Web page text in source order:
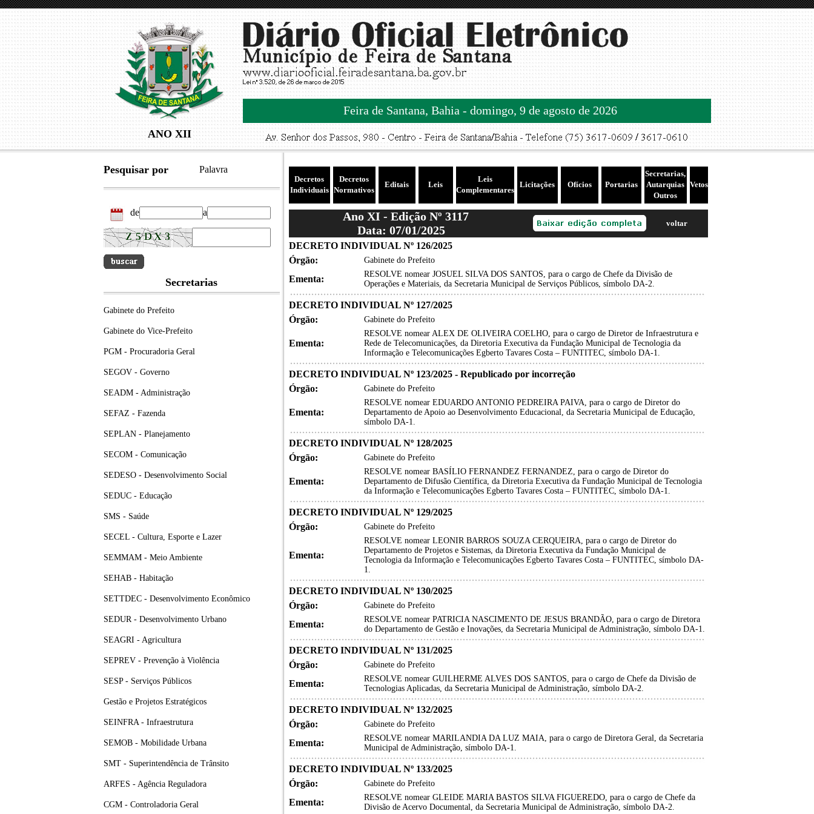
ANO XII
Feira de Santana, Bahia - domingo, 9 de agosto de 2026
Pesquisar por Palavra
de a
Secretarias
Gabinete do Prefeito
Gabinete do Vice-Prefeito
PGM - Procuradoria Geral
SEGOV - Governo
SEADM - Administração
SEFAZ - Fazenda
SEPLAN - Planejamento
SECOM - Comunicação
SEDESO - Desenvolvimento Social
SEDUC - Educação
SMS - Saúde
SECEL - Cultura, Esporte e Lazer
SEMMAM - Meio Ambiente
SEHAB - Habitação
SETTDEC - Desenvolvimento Econômico
SEDUR - Desenvolvimento Urbano
SEAGRI - Agricultura
SEPREV - Prevenção à Violência
SESP - Serviços Públicos
Gestão e Projetos Estratégicos
SEINFRA - Infraestrutura
SEMOB - Mobilidade Urbana
SMT - Superintendência de Trânsito
ARFES - Agência Reguladora
CGM - Controladoria Geral
Decretos
Individuais
Decretos
Normativos
Editais Leis
Leis
Complementares
Licitações Ofícios Portarias
Secretarias,
Autarquias
Outros
Vetos
Ano XI - Edição Nº 3117
Data: 07/01/2025
voltar
DECRETO INDIVIDUAL Nº 126/2025
Órgão:
Gabinete do Prefeito
Ementa:
RESOLVE nomear JOSUEL SILVA DOS SANTOS, para o cargo de Chefe da Divisão de
Operações e Materiais, da Secretaria Municipal de Serviços Públicos, símbolo DA-2.
DECRETO INDIVIDUAL Nº 127/2025
Órgão:
Gabinete do Prefeito
Ementa:
RESOLVE nomear ALEX DE OLIVEIRA COELHO, para o cargo de Diretor de Infraestrutura e
Rede de Telecomunicações, da Diretoria Executiva da Fundação Municipal de Tecnologia da
Informação e Telecomunicações Egberto Tavares Costa – FUNTITEC, símbolo DA-1.
DECRETO INDIVIDUAL Nº 123/2025 - Republicado por incorreção
Órgão:
Gabinete do Prefeito
Ementa:
RESOLVE nomear EDUARDO ANTONIO PEDREIRA PAIVA, para o cargo de Diretor do
Departamento de Apoio ao Desenvolvimento Educacional, da Secretaria Municipal de Educação,
símbolo DA-1.
DECRETO INDIVIDUAL Nº 128/2025
Órgão:
Gabinete do Prefeito
Ementa:
RESOLVE nomear BASÍLIO FERNANDEZ FERNANDEZ, para o cargo de Diretor do
Departamento de Difusão Científica, da Diretoria Executiva da Fundação Municipal de Tecnologia
da Informação e Telecomunicações Egberto Tavares Costa – FUNTITEC, símbolo DA-1.
DECRETO INDIVIDUAL Nº 129/2025
Órgão:
Gabinete do Prefeito
Ementa:
RESOLVE nomear LEONIR BARROS SOUZA CERQUEIRA, para o cargo de Diretor do
Departamento de Projetos e Sistemas, da Diretoria Executiva da Fundação Municipal de
Tecnologia da Informação e Telecomunicações Egberto Tavares Costa – FUNTITEC, símbolo DA-
1.
DECRETO INDIVIDUAL Nº 130/2025
Órgão:
Gabinete do Prefeito
Ementa:
RESOLVE nomear PATRICIA NASCIMENTO DE JESUS BRANDÃO, para o cargo de Diretora
do Departamento de Gestão e Inovações, da Secretaria Municipal de Administração, símbolo DA-1.
DECRETO INDIVIDUAL Nº 131/2025
Órgão:
Gabinete do Prefeito
Ementa:
RESOLVE nomear GUILHERME ALVES DOS SANTOS, para o cargo de Chefe da Divisão de
Tecnologias Aplicadas, da Secretaria Municipal de Administração, símbolo DA-2.
DECRETO INDIVIDUAL Nº 132/2025
Órgão:
Gabinete do Prefeito
Ementa:
RESOLVE nomear MARILANDIA DA LUZ MAIA, para o cargo de Diretora Geral, da Secretaria
Municipal de Administração, símbolo DA-1.
DECRETO INDIVIDUAL Nº 133/2025
Órgão:
Gabinete do Prefeito
Ementa:
RESOLVE nomear GLEIDE MARIA BASTOS SILVA FIGUEREDO, para o cargo de Chefe da
Divisão de Acervo Documental, da Secretaria Municipal de Administração, símbolo DA-2.